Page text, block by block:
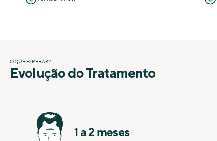
O QUE ESPERAR?
Evolução do Tratamento
1 a 2 meses